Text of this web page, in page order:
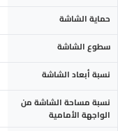
حماية الشاشة
سطوع الشاشة
نسبة أبعاد الشاشة
نسبة مساحة الشاشة من
الواجهة الأمامية